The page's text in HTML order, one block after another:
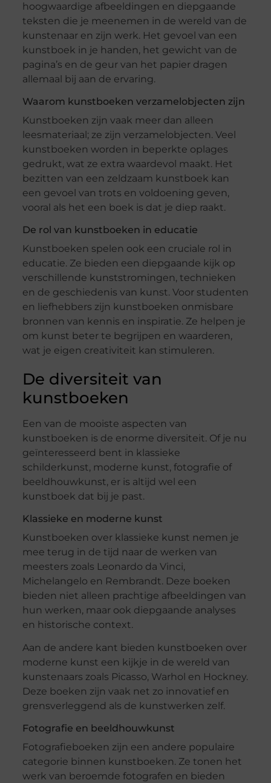
hoogwaardige afbeeldingen en diepgaande
teksten die je meenemen in de wereld van de
kunstenaar en zijn werk. Het gevoel van een
kunstboek in je handen, het gewicht van de
pagina’s en de geur van het papier dragen
allemaal bij aan de ervaring.
Waarom kunstboeken verzamelobjecten zijn
Kunstboeken zijn vaak meer dan alleen
leesmateriaal; ze zijn verzamelobjecten. Veel
kunstboeken worden in beperkte oplages
gedrukt, wat ze extra waardevol maakt. Het
bezitten van een zeldzaam kunstboek kan
een gevoel van trots en voldoening geven,
vooral als het een boek is dat je diep raakt.
De rol van kunstboeken in educatie
Kunstboeken spelen ook een cruciale rol in
educatie. Ze bieden een diepgaande kijk op
verschillende kunststromingen, technieken
en de geschiedenis van kunst. Voor studenten
en liefhebbers zijn kunstboeken onmisbare
bronnen van kennis en inspiratie. Ze helpen je
om kunst beter te begrijpen en waarderen,
wat je eigen creativiteit kan stimuleren.
De diversiteit van
kunstboeken
Een van de mooiste aspecten van
kunstboeken is de enorme diversiteit. Of je nu
geïnteresseerd bent in klassieke
schilderkunst, moderne kunst, fotografie of
beeldhouwkunst, er is altijd wel een
kunstboek dat bij je past.
Klassieke en moderne kunst
Kunstboeken over klassieke kunst nemen je
mee terug in de tijd naar de werken van
meesters zoals Leonardo da Vinci,
Michelangelo en Rembrandt. Deze boeken
bieden niet alleen prachtige afbeeldingen van
hun werken, maar ook diepgaande analyses
en historische context.
Aan de andere kant bieden kunstboeken over
moderne kunst een kijkje in de wereld van
kunstenaars zoals Picasso, Warhol en Hockney.
Deze boeken zijn vaak net zo innovatief en
grensverleggend als de kunstwerken zelf.
Fotografie en beeldhouwkunst
Fotografieboeken zijn een andere populaire
categorie binnen kunstboeken. Ze tonen het
werk van beroemde fotografen en bieden